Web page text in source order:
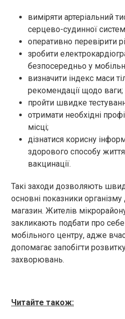
виміряти артеріальний
серцево-судинної
оперативно перевірити
зробити
безпосередньо у
визначити індекс маси
рекомендації щодо ваги;
пройти швидке
отримати необхідні
місці;
дізнатися корисну
здорового способу
вакцинації.
Такі заходи дозволяють
основні показники
магазин. Жителів
закликають подбати про себе
мобільного центру, адже
допомагає запобігти
захворювань.
Читайте також: